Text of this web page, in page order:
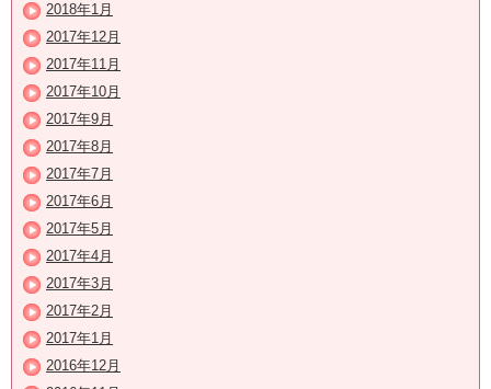
2018年1月
2017年12月
2017年11月
2017年10月
2017年9月
2017年8月
2017年7月
2017年6月
2017年5月
2017年4月
2017年3月
2017年2月
2017年1月
2016年12月